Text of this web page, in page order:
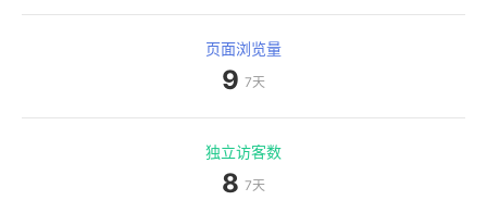
页面浏览量
9 7天
独立访客数
8 7天